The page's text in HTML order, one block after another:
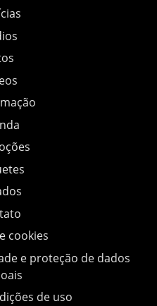
cookies
e proteção de dados
de uso